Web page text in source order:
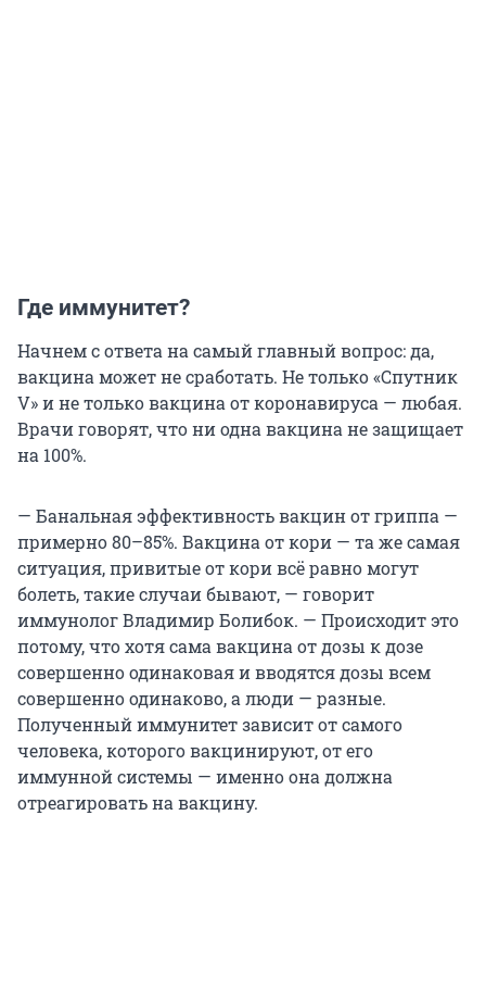
Где иммунитет?
Начнем с ответа на самый главный вопрос: да,
вакцина может не сработать. Не только «Спутник
V» и не только вакцина от коронавируса — любая.
Врачи говорят, что ни одна вакцина не защищает
на 100%.
— Банальная эффективность вакцин от гриппа —
примерно 80–85%. Вакцина от кори — та же самая
ситуация, привитые от кори всё равно могут
болеть, такие случаи бывают, — говорит
иммунолог Владимир Болибок. — Происходит это
потому, что хотя сама вакцина от дозы к дозе
совершенно одинаковая и вводятся дозы всем
совершенно одинаково, а люди — разные.
Полученный иммунитет зависит от самого
человека, которого вакцинируют, от его
иммунной системы — именно она должна
отреагировать на вакцину.